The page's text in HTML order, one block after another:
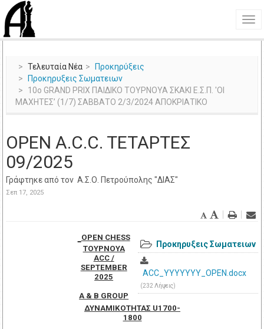
Τελευταία Νέα
Προκηρύξεις
Προκηρυξεις Σωματειων
10ο GRAND PRIX ΠΑΙΔΙΚΟ ΤΟΥΡΝΟΥΑ ΣΚΑΚΙ Ε.Σ.Π. 'ΟΙ
ΜΑΧΗΤΕΣ’ (1/7) ΣΑΒΒΑΤΟ 2/3/2024 ΑΠΟΚΡΙΑΤΙΚΟ
OPEN A.C.C. TETAΡΤΕΣ
09/2025
Γράφτηκε από τον Α.Σ.Ο. Πετρoύπολης "ΔΙΑΣ"
Σεπ 17, 2025
Προκηρυξεις Σωματειων
ACC_YYYYYYY_OPEN.docx
(232 Λήψεις)
OPEN CHESS
ΤΟΥΡΝΟΥΑ
ACC /
SEPTEMBER
2025
A & B GROUP
ΔΥΝΑΜΙΚΟΤΗΤΑΣ U1700-
1800